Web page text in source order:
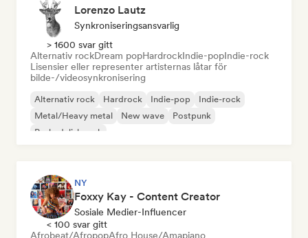
Lorenzo Lautz
Synkroniseringsansvarlig
> 1600 svar gitt
Alternativ rockDream popHardrockIndie-popIndie-rock
Lisensier eller representer artisternas låtar för
bilde-/videosynkronisering
Alternativ rock Hardrock Indie-pop
Indie-rock
Metal/Heavy metal
New wave
Postpunk
Psykedelisk rock
NY
Foxxy Kay - Content Creator
Sosiale Medier-Influencer
< 100 svar gitt
Afrobeat/AfropopAfro House/Amapiano